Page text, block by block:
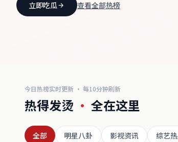
立即吃瓜 查看全部热榜
今日热榜实时更新 · 每10分钟刷新
热得发烫 · 全在这里
全部 明星八卦 影视资讯 综艺